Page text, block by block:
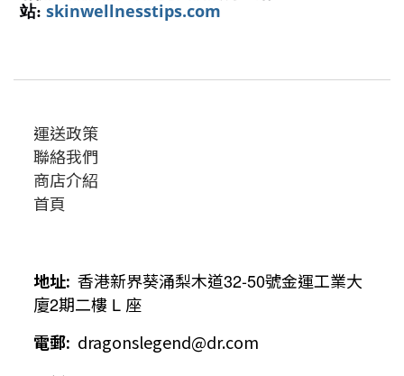
站: skinwellnesstips.com
運送政策
聯絡我們
商店介紹
首頁
地址: 香港新界葵涌梨木道32-50號金運工業大
廈2期二樓 L 座
電郵: dragonslegend@dr.com